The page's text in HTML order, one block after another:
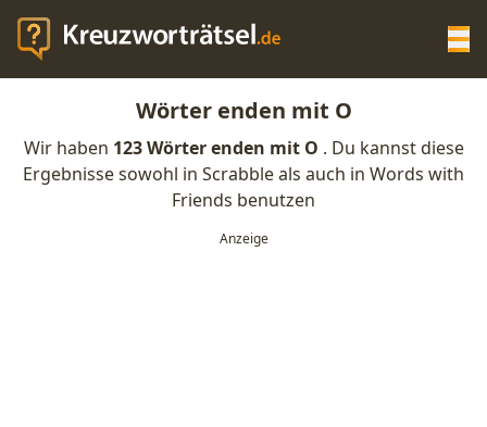
KREUZWORTRÄTSEL-HILFE
SCRABBLE HILFE
Wörter enden mit O
Wir haben 123 Wörter enden mit O . Du kannst diese
Ergebnisse sowohl in Scrabble als auch in Words with
Friends benutzen